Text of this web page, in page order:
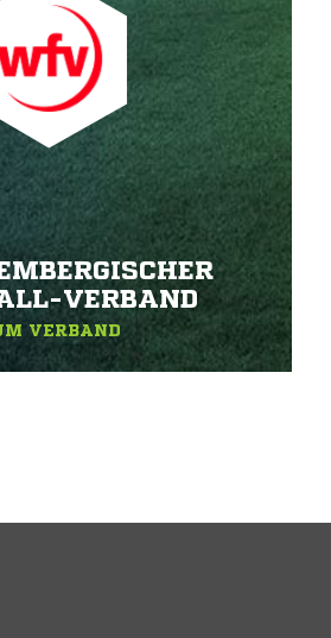
VERBAND
VERBAND